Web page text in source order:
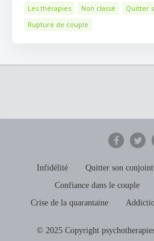
Les thérapies
Non classé
Quitter
Rupture de couple
Infidélité Quitter son conjoint
Confiance dans le couple
Crise de la quarantaine
© 2025 Copyright